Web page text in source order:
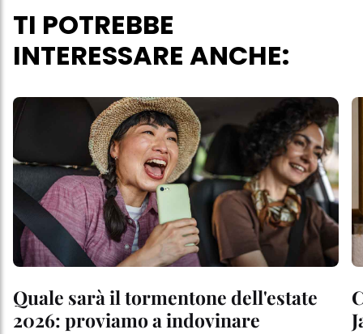
TI POTREBBE
INTERESSARE ANCHE:
Quale sarà il tormentone dell'estate
2026: proviamo a indovinare